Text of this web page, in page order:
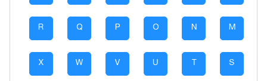
M
N
O
P
Q
R
S
T
U
V
W
X